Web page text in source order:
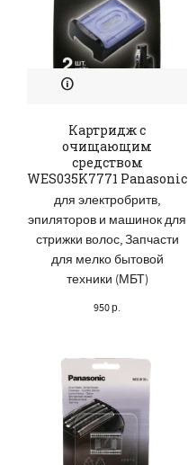
Картридж с
очищающим
средством
WES035K7771 Panasonic
для электробритв,
эпиляторов и машинок для
стрижки волос,Запчасти
для мелко бытовой
техники (МБТ)
950р.